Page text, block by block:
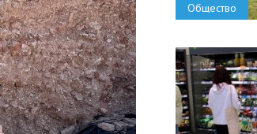
Общество